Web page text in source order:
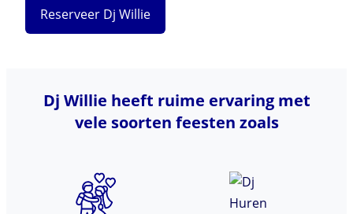
Reserveer Dj Willie
Dj Willie heeft ruime ervaring met
vele soorten feesten zoals